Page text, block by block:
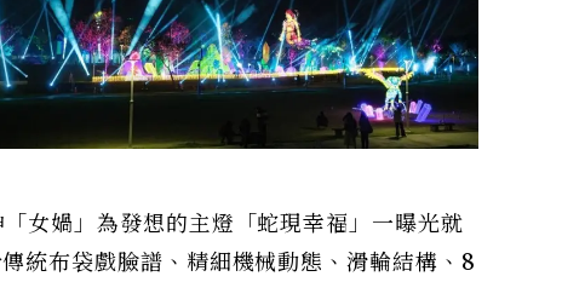
女媧」為發想的主燈「蛇現幸福」一曝光就
統布袋戲臉譜、精細機械動態、滑輪結構、8